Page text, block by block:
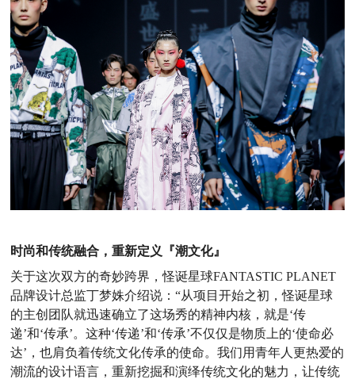
时尚和传统融合，重新定义『潮文化』
关于这次双方的奇妙跨界，怪诞星球FANTASTIC PLANET
品牌设计总监丁梦姝介绍说：“从项目开始之初，怪诞星球
的主创团队就迅速确立了这场秀的精神内核，就是‘传
递’和‘传承’。这种‘传递’和‘传承’不仅仅是物质上的‘使命必
达’，也肩负着传统文化传承的使命。我们用青年人更热爱的
潮流的设计语言，重新挖掘和演绎传统文化的魅力，让传统